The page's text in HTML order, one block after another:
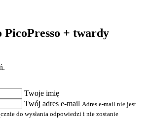
PicoPresso + twardy
Twoje imię
Twój adres e-mail Adres e-mail nie jest
do wysłania odpowiedzi i nie zostanie